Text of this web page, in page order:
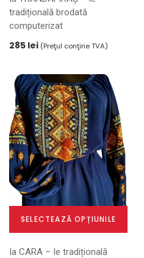
are
variații.
pot
fi
alese
în
pagina
produsului.
tradițională brodată
computerizat
285 lei (Preţul conţine TVA)
SELECTEAZĂ OPȚIUNILE
produs
Ia CARA – Ie tradițională